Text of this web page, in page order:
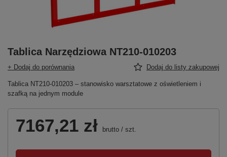
Tablica Narzędziowa NT210-010203
+ Dodaj do porównania Dodaj do listy zakupowej
Tablica NT210-010203 – stanowisko warsztatowe z oświetleniem i
szafką na jednym module
7167,21 zł brutto / szt.